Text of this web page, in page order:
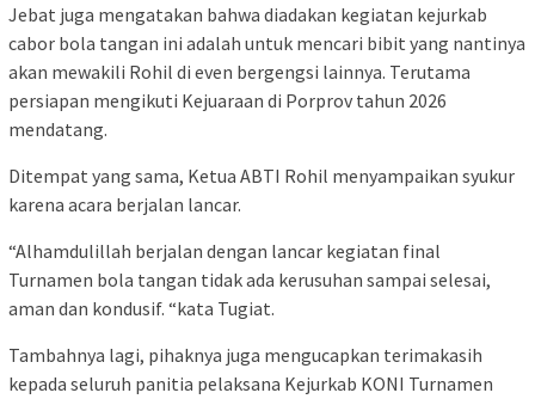
Jebat juga mengatakan bahwa diadakan kegiatan kejurkab
cabor bola tangan ini adalah untuk mencari bibit yang nantinya
akan mewakili Rohil di even bergengsi lainnya. Terutama
persiapan mengikuti Kejuaraan di Porprov tahun 2026
mendatang.
Ditempat yang sama, Ketua ABTI Rohil menyampaikan syukur
karena acara berjalan lancar.
“Alhamdulillah berjalan dengan lancar kegiatan final
Turnamen bola tangan tidak ada kerusuhan sampai selesai,
aman dan kondusif. “kata Tugiat.
Tambahnya lagi, pihaknya juga mengucapkan terimakasih
kepada seluruh panitia pelaksana Kejurkab KONI Turnamen